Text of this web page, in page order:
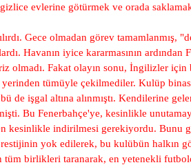
evlerine götürmek ve orada
Gece olmadan görev tamamlanmış,
Havanın iyice kararmasının
olmadı. Fakat olayın sonu, İngilizler
tümüyle çekilmediler. Kulüp
işgal altına alınmıştı. Kendilerine
Bu Fenerbahçe'ye, kesinlikle
kesinlikle indirilmesi gerekiyordu. Bunu
yok edilerek, bu kulübün halkın
birlikleri taranarak, en yetenekli